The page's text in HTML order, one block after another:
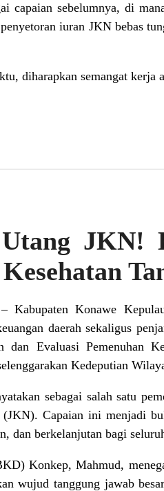
capaian sebelumnya, di
iuran JKN bebas
diharapkan semangat
JKN!
Kabupaten Konawe
daerah sekaligus
dan Evaluasi Pemenuhan
Kedeputian
sebagai salah satu
Capaian ini menjadi
dan berkelanjutan bagi
Konkep, Mahmud,
wujud tanggung jawab